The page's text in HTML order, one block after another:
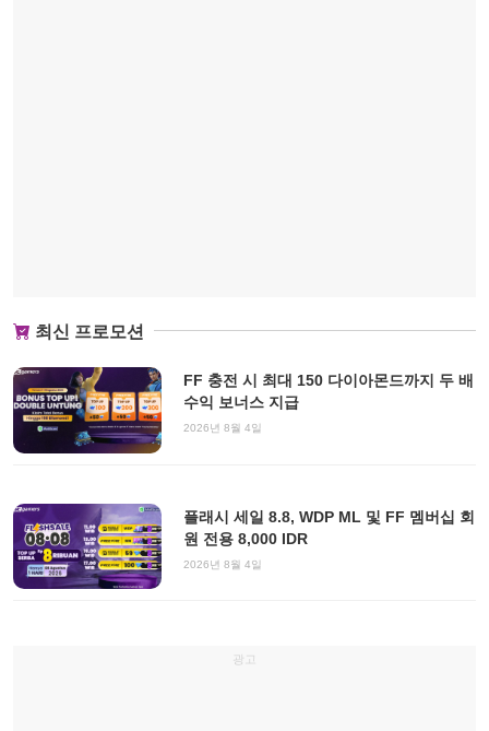
최신 프로모션
FF 충전 시 최대 150 다이아몬드까지 두 배
수익 보너스 지급
2026년 8월 4일
플래시 세일 8.8, WDP ML 및 FF 멤버십 회
원 전용 8,000 IDR
2026년 8월 4일
광고